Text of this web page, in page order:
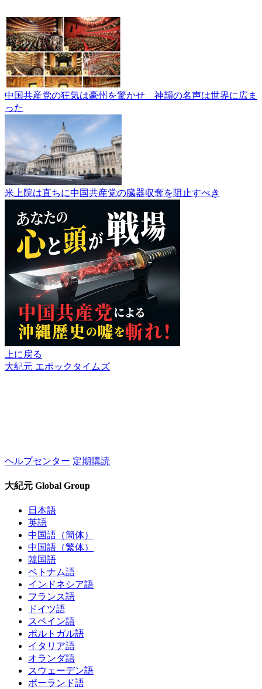
中国共産党の狂気は豪州を驚かせ 神韻の名声は世界に広ま
った
米上院は直ちに中国共産党の臓器収奪を阻止すべき
上に戻る
大紀元 エポックタイムズ
ヘルプセンター 定期購読
大紀元 Global Group
日本語
英語
中国語（簡体）
中国語（繁体）
韓国語
ベトナム語
インドネシア語
フランス語
ドイツ語
スペイン語
ポルトガル語
イタリア語
オランダ語
スウェーデン語
ポーランド語